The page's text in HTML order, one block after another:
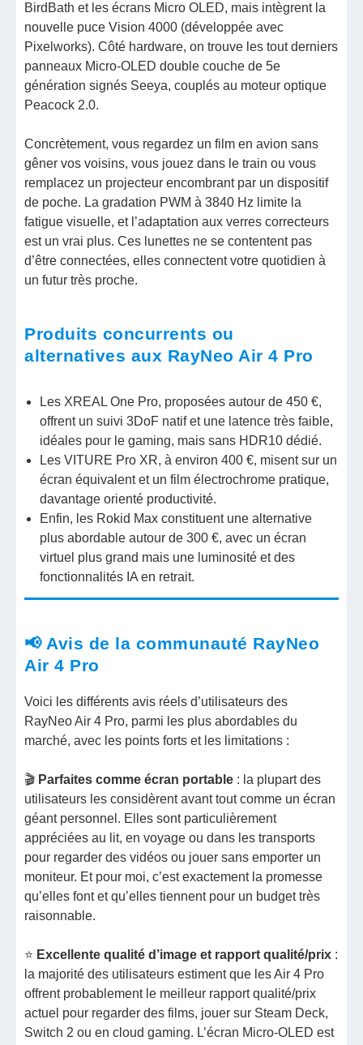
BirdBath et les écrans Micro OLED, mais intègrent la
nouvelle puce Vision 4000 (développée avec
Pixelworks). Côté hardware, on trouve les tout derniers
panneaux Micro-OLED double couche de 5e
génération signés Seeya, couplés au moteur optique
Peacock 2.0.
Concrètement, vous regardez un film en avion sans
gêner vos voisins, vous jouez dans le train ou vous
remplacez un projecteur encombrant par un dispositif
de poche. La gradation PWM à 3840 Hz limite la
fatigue visuelle, et l’adaptation aux verres correcteurs
est un vrai plus. Ces lunettes ne se contentent pas
d’être connectées, elles connectent votre quotidien à
un futur très proche.
Produits concurrents ou
alternatives aux RayNeo Air 4 Pro
Les XREAL One Pro, proposées autour de 450 €,
offrent un suivi 3DoF natif et une latence très faible,
idéales pour le gaming, mais sans HDR10 dédié.
Les VITURE Pro XR, à environ 400 €, misent sur un
écran équivalent et un film électrochrome pratique,
davantage orienté productivité.
Enfin, les Rokid Max constituent une alternative
plus abordable autour de 300 €, avec un écran
virtuel plus grand mais une luminosité et des
fonctionnalités IA en retrait.
📢 Avis de la communauté RayNeo
Air 4 Pro
Voici les différents avis réels d’utilisateurs des
RayNeo Air 4 Pro, parmi les plus abordables du
marché, avec les points forts et les limitations :
🎬 Parfaites comme écran portable : la plupart des
utilisateurs les considèrent avant tout comme un écran
géant personnel. Elles sont particulièrement
appréciées au lit, en voyage ou dans les transports
pour regarder des vidéos ou jouer sans emporter un
moniteur. Et pour moi, c’est exactement la promesse
qu’elles font et qu’elles tiennent pour un budget très
raisonnable.
⭐ Excellente qualité d’image et rapport qualité/prix :
la majorité des utilisateurs estiment que les Air 4 Pro
offrent probablement le meilleur rapport qualité/prix
actuel pour regarder des films, jouer sur Steam Deck,
Switch 2 ou en cloud gaming. L’écran Micro-OLED est